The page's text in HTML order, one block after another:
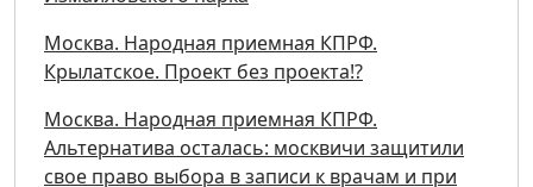
Москва. Народная приемная КПРФ.
Крылатское. Проект без проекта!?
Москва. Народная приемная КПРФ.
Альтернатива осталась: москвичи защитили
свое право выбора в записи к врачам и при